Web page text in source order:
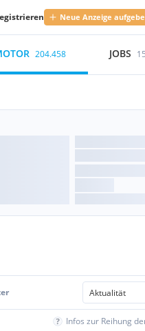
Neue Anzeige
204.458 JOBS
Infos zur Reihung